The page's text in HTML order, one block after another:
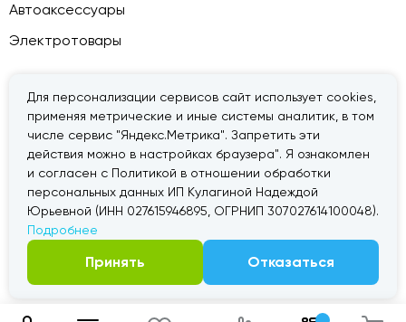
Для персонализации сервисов сайт использует cookies,
применяя метрические и иные системы аналитик, в том
числе сервис "Яндекс.Метрика". Запретить эти
действия можно в настройках браузера". Я ознакомлен
и согласен с Политикой в отношении обработки
персональных данных ИП Кулагиной Надеждой
Юрьевной (ИНН 027615946895, ОГРНИП 307027614100048).
Подробнее
Принять Отказаться
Автоаксессуары
Электротовары
© 2026 — «Дачник».Правовая информация